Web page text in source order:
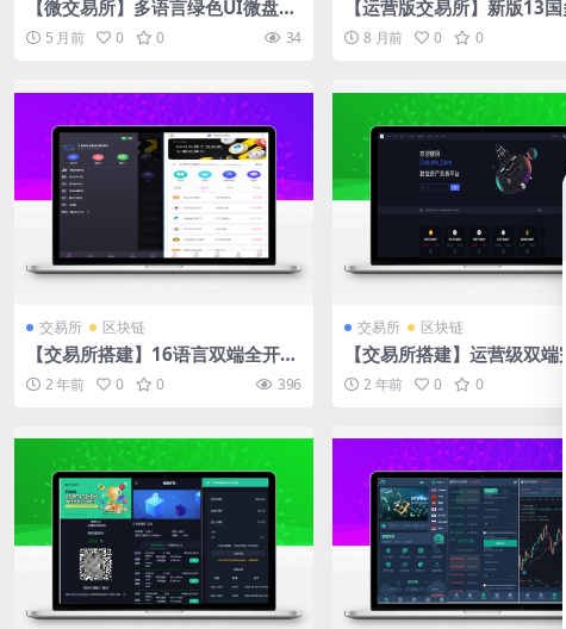
【微交易所】多语言绿色UI微盘源
码/微交易所/秒合约时间盘
5 月前 0 0 34
【运营版交易所】新版13
交易所系统/秒合约/币币合
认购/平台币
8 月前 0 0
交易所 区块链
【交易所搭建】16语言双端全开源
商业运营版交易所源码/永续合约/
秒合约/期权交易/币币交易
2 年前 0 0 396
交易所 区块链
【交易所搭建】运营级双端
VA多语言交易所源码/区块链
所/秒合约交易/币币交易/U
2 年前 0 0